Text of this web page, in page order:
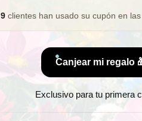
9 clientes han usado su cupón en
Canjear mi regalo
Exclusivo para tu primera